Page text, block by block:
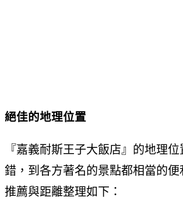
絕佳的地理位置
『嘉義耐斯王子大飯店』的地理
錯，到各方著名的景點都相當的
推薦與距離整理如下：